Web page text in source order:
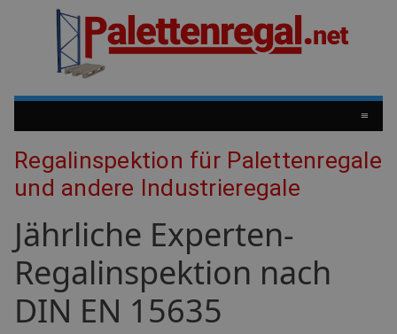
≡
Regalinspektion für Palettenregale
und andere Industrieregale
Jährliche Experten-
Regalinspektion nach
DIN EN 15635